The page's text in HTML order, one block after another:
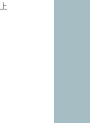
上